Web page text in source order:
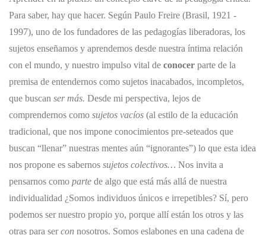
Para saber, hay que hacer. Según Paulo Freire (Brasil, 1921 -
1997), uno de los fundadores de las pedagogías liberadoras, los
sujetos enseñamos y aprendemos desde nuestra íntima relación
con el mundo, y nuestro impulso vital de conocer parte de la
premisa de entendernos como sujetos inacabados, incompletos,
que buscan ser más. Desde mi perspectiva, lejos de
comprendernos como sujetos vacíos (al estilo de la educación
tradicional, que nos impone conocimientos pre-seteados que
buscan “llenar” nuestras mentes aún “ignorantes”) lo que esta idea
nos propone es sabernos sujetos colectivos… Nos invita a
pensarnos como parte de algo que está más allá de nuestra
individualidad ¿Somos individuos únicos e irrepetibles? Sí, pero
podemos ser nuestro propio yo, porque allí están los otros y las
otras para sercon nosotros. Somos eslabones en una cadena de